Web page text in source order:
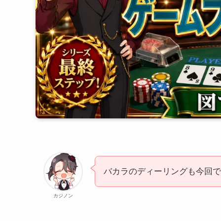
カジノン
バカラのディーリングも今回